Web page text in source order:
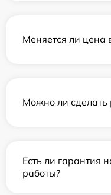
Меняется ли цена
Можно ли сделать
Есть ли гарантия
работы?